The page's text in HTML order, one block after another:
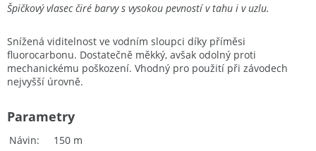
Špičkový vlasec čiré barvy s vysokou pevností v tahu i v uzlu.
Snížená viditelnost ve vodním sloupci díky příměsi
fluorocarbonu. Dostatečně měkký, avšak odolný proti
mechanickému poškození. Vhodný pro použití při závodech
nejvyšší úrovně.
Návin
150 m
Parametry